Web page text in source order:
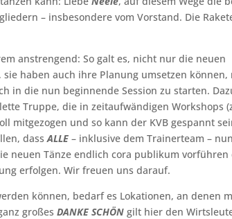
– insbesondere vom Vorstand. Die
anstrengend: So galt es, nicht nur die neuen
haben auch ihre Planung umsetzen können,
in die nun beginnende Session zu starten.
Truppe, die in zeitaufwändigen Workshops
mitgezogen und so kann der KVB gespannt
dassALLE– inklusive dem Trainerteam –
neuen Tänze endlich cora publikum vorführen
erfolgen. Wir freuen uns darauf.
können, bedarf es Lokationen, an denen
großes DANKE SCHÖN gilt hier den